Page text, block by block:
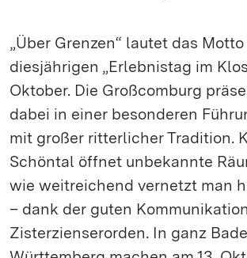
„Über Grenzen“ lautet das
diesjährigen „Erlebnistag im
Oktober. Die Großcomburg
dabei in einer besonderen
mit großer ritterlicher Tradition.
Schöntal öffnet unbekannte
wie weitreichend vernetzt man
– dank der guten
Zisterzienserorden. In ganz